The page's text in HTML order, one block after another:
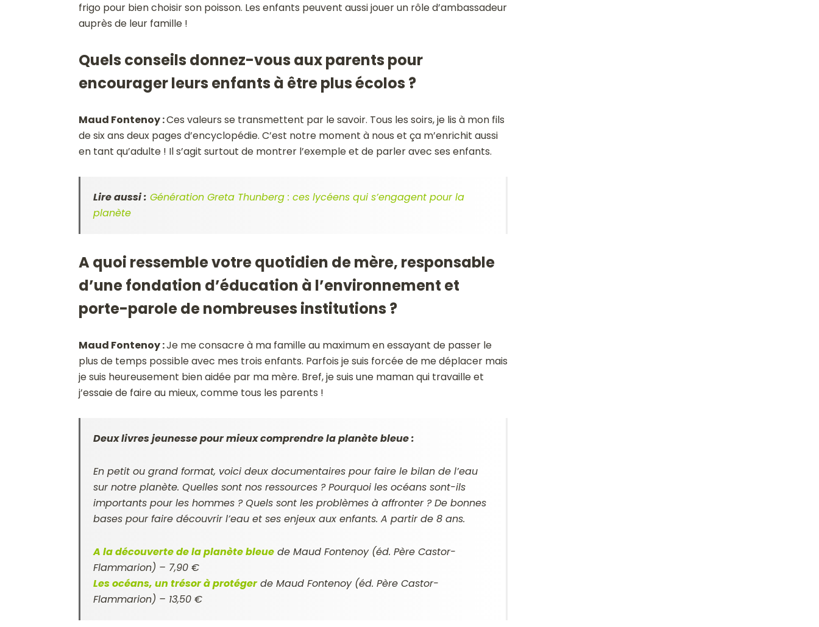
frigo pour bien choisir son poisson. Les enfants peuvent aussi jouer un rôle d’ambassadeur
auprès de leur famille !
Quels conseils donnez-vous aux parents pour
encourager leurs enfants à être plus écolos ?
Maud Fontenoy :Ces valeurs se transmettent par le savoir. Tous les soirs, je lis à mon fils
de six ans deux pages d’encyclopédie. C’est notre moment à nous et ça m’enrichit aussi
en tant qu’adulte ! Il s’agit surtout de montrer l’exemple et de parler avec ses enfants.
Lire aussi : Génération Greta Thunberg : ces lycéens qui s’engagent pour la
planète
A quoi ressemble votre quotidien de mère, responsable
d’une fondation d’éducation à l’environnement et
porte-parole de nombreuses institutions ?
Maud Fontenoy :Je me consacre à ma famille au maximum en essayant de passer le
plus de temps possible avec mes trois enfants. Parfois je suis forcée de me déplacer mais
je suis heureusement bien aidée par ma mère. Bref, je suis une maman qui travaille et
j’essaie de faire au mieux, comme tous les parents !
Deux livres jeunesse pour mieux comprendre la planète bleue :
En petit ou grand format, voici deux documentaires pour faire le bilan de l’eau
sur notre planète. Quelles sont nos ressources ? Pourquoi les océans sont-ils
importants pour les hommes ? Quels sont les problèmes à affronter ? De bonnes
bases pour faire découvrir l’eau et ses enjeux aux enfants. A partir de 8 ans.
A la découverte de la planète bleuede Maud Fontenoy (éd. Père Castor-
Flammarion) – 7,90 €
Les océans, un trésor à protégerde Maud Fontenoy (éd. Père Castor-
Flammarion) – 13,50 €